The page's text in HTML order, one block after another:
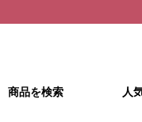
商品を検索 人